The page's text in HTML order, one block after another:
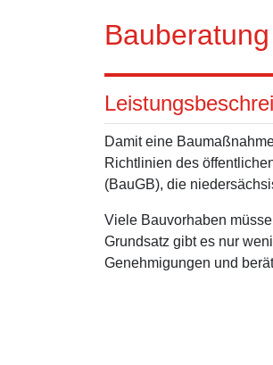
Bauberatung
Damit eine
Richtlinien des
(BauGB), die
Viele Bauvorhaben
Grundsatz gibt es nur
Genehmigungen und